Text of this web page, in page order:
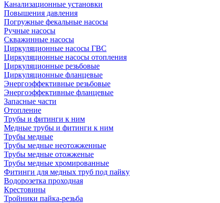
Канализационные установки
Повышения давления
Погружные фекальные насосы
Ручные насосы
Скважинные насосы
Циркуляционные насосы ГВС
Циркуляционные насосы отопления
Циркуляционные резьбовые
Циркуляционные фланцевые
Энергоэффективные резьбовые
Энергоэффективные фланцевые
Запасные части
Отопление
Трубы и фитинги к ним
Медные трубы и фитинги к ним
Трубы медные
Трубы медные неотожженные
Трубы медные отожженые
Трубы медные хромированные
Фитинги для медных труб под пайку
Водорозетка проходная
Крестовины
Тройники пайка-резьба